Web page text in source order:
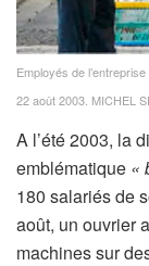
Employés de
22 août 2003. MICHEL
A l’été 2003, la
emblématique «
180 salariés de
août, un ouvrier
machines sur